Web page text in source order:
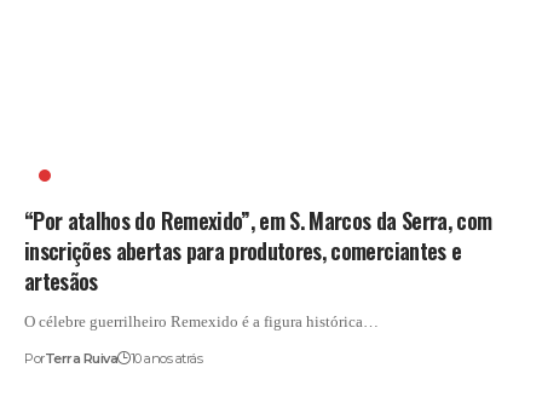
“Por atalhos do Remexido”, em S. Marcos da Serra, com
inscrições abertas para produtores, comerciantes e
artesãos
O célebre guerrilheiro Remexido é a figura histórica…
PorTerra Ruiva 10 anos atrás